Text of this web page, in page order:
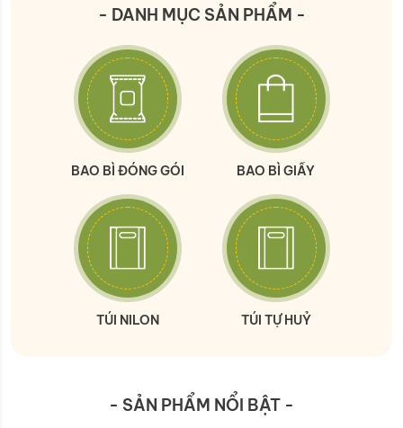
- DANH MỤC SẢN PHẨM -
BAO BÌ ĐÓNG GÓI BAO BÌ GIẤY
TÚI NILON TÚI TỰ HUỶ
- SẢN PHẨM NỔI BẬT -